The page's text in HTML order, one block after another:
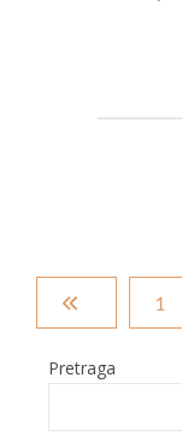
1
Pretraga